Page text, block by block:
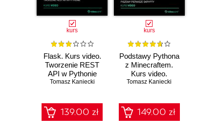
kurs
Flask. Kurs video.
Tworzenie REST
API w Pythonie
Tomasz Kaniecki
139.00 zł
kurs
Podstawy Pythona
z Minecraftem.
Kurs video.
Piszemy pierwsze
Tomasz Kaniecki
149.00 zł